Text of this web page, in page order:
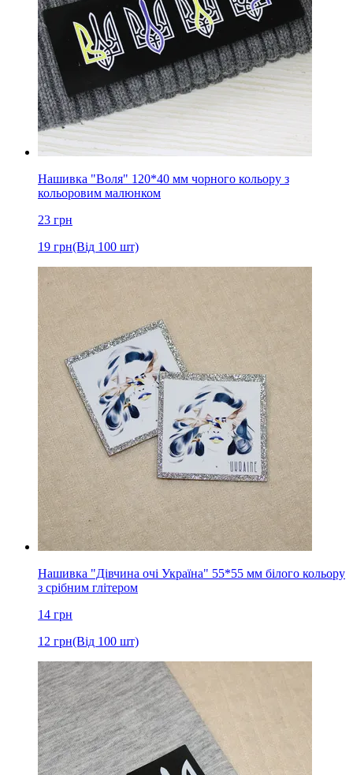
Нашивка "Воля" 120*40 мм чорного кольору з
кольоровим малюнком
23 грн
19 грн(Від 100 шт)
Нашивка "Дівчина очі Україна" 55*55 мм білого кольору
з срібним глітером
14 грн
12 грн(Від 100 шт)